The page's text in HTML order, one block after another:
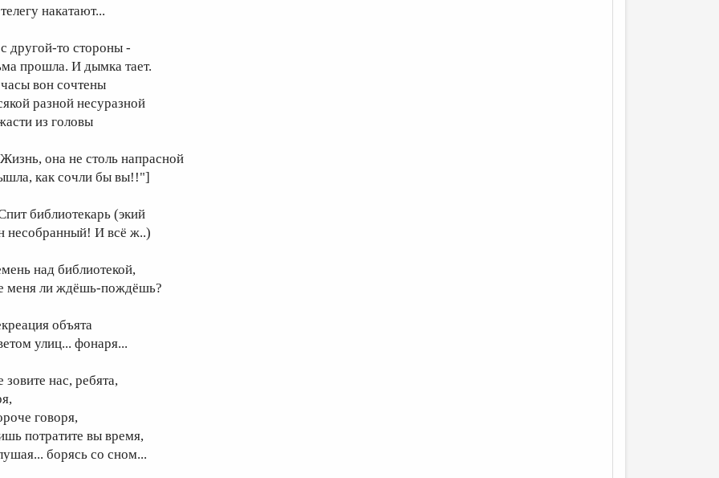
накатают...
другой-то стороны -
прошла. И дымка тает.
вон сочтены
разной несуразной
из головы
она не столь напрасной
как сочли бы вы!!"]
библиотекарь (экий
несобранный! И всё ж..)
над библиотекой,
меня ли ждёшь-пождёшь?
объята
улиц... фонаря...
зовите нас, ребята,
говоря,
потратите вы время,
борясь со сном...